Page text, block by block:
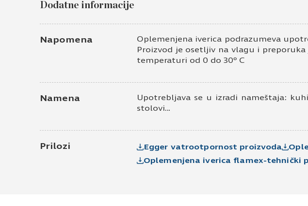
Prihvatam
Dodatne informacije
Napomena
Oplemenjena iverica podrazumeva
Proizvod je osetljiv na vlagu i
temperaturi od 0 do 30º C
Namena
Upotrebljava se u izradi nameštaja:
stolovi…
Prilozi Egger vatrootpornost proizvoda
Oplemenjena iverica flamex-tehnički